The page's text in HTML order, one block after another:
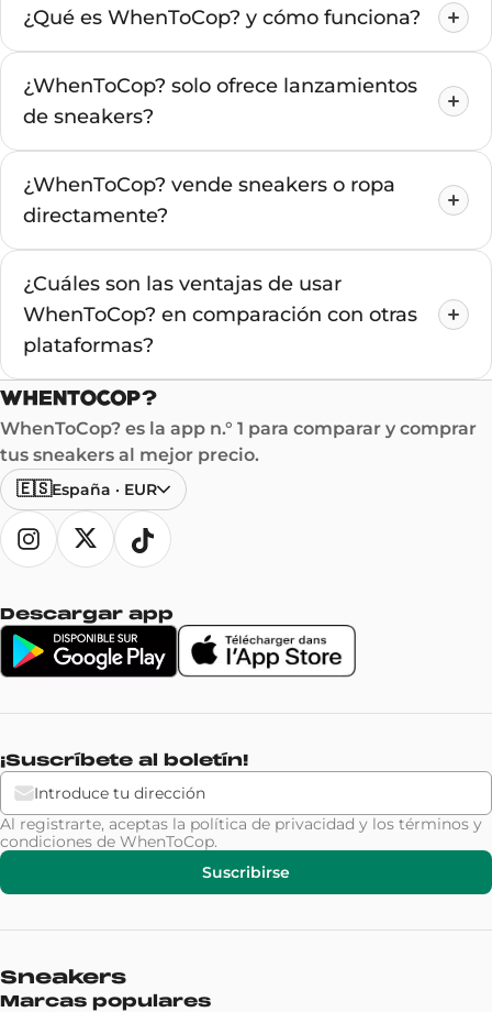
¿Qué es WhenToCop? y cómo funciona?
¿WhenToCop? solo ofrece lanzamientos
de sneakers?
¿WhenToCop? vende sneakers o ropa
directamente?
¿Cuáles son las ventajas de usar
WhenToCop? en comparación con otras
plataformas?
WhenToCop? es la app n.° 1 para comparar y comprar
tus sneakers al mejor precio.
🇪🇸España · EUR
Descargar app
¡Suscríbete al boletín!
Al registrarte, aceptas la política de privacidad y los términos y
condiciones de WhenToCop.
Suscribirse
Sneakers
Marcas populares